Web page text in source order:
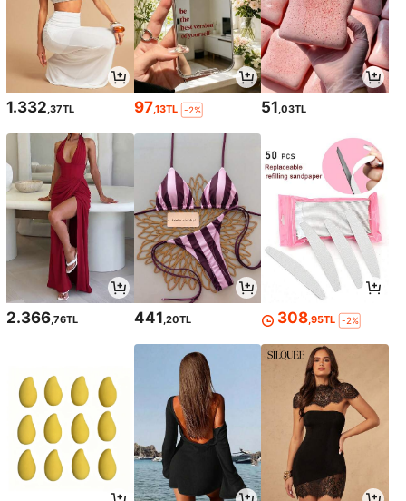
1.332,37TL 97,13TL -2% 51,03TL
2.366,76TL 441,20TL 308,95TL -2%